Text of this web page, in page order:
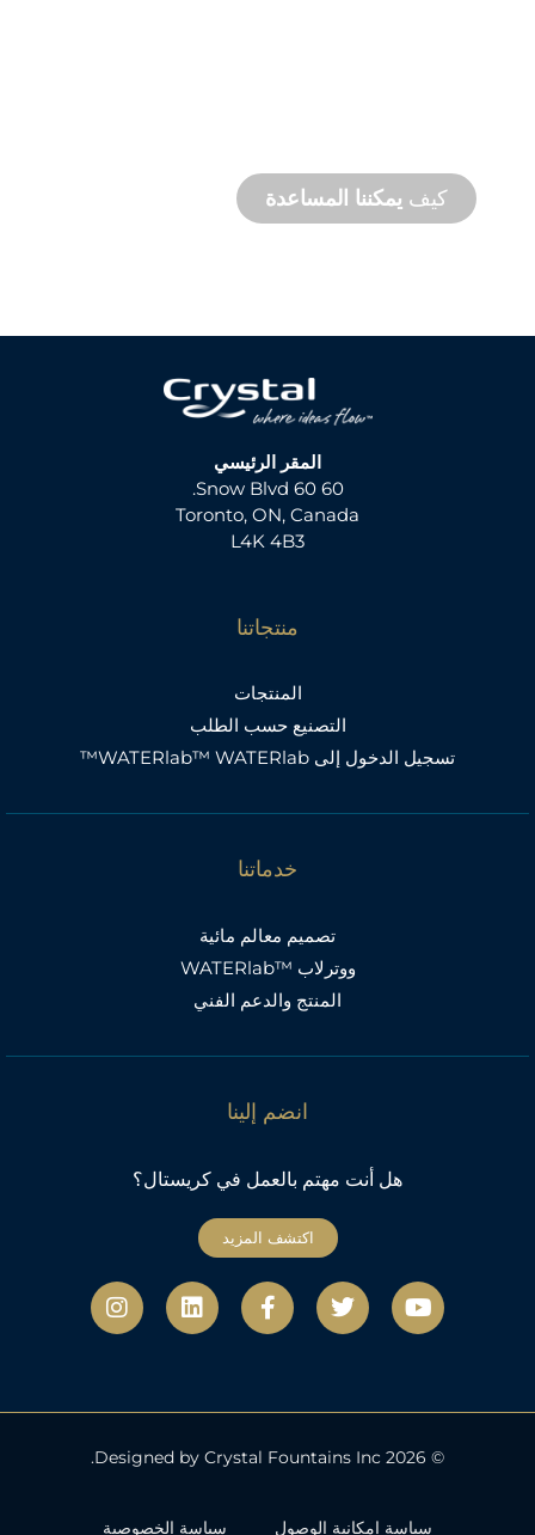
كيف يمكننا المساعدة
المقر الرئيسي
60 60 Snow Blvd.
Toronto, ON, Canada
L4K 4B3
منتجاتنا
المنتجات
التصنيع حسب الطلب
تسجيل الدخول إلى WATERlab™ WATERlab™
خدماتنا
تصميم معالم مائية
ووترلاب ™WATERlab
المنتج والدعم الفني
انضم إلينا
هل أنت مهتم بالعمل في كريستال؟
اكتشف المزيد
ي
و
ت
ب
ت
و
ي
ف
ي
س
ك
ف
ل
ي
ن
إ
ا
ن
س
ر
م
© 2026 Designed by Crystal Fountains Inc.
سياسة إمكانية الوصول سياسة الخصوصية